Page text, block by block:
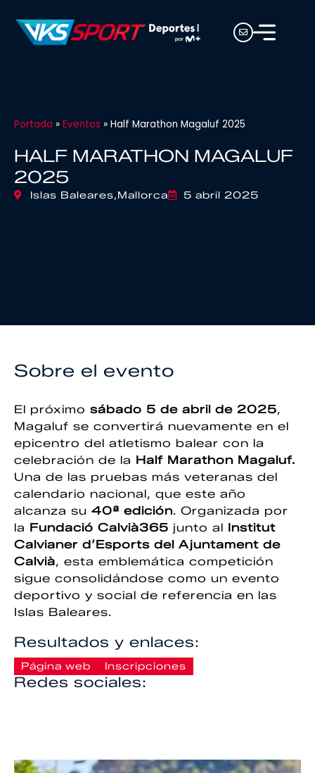
Portada » Eventos » Half Marathon Magaluf 2025
HALF MARATHON MAGALUF
2025
Islas Baleares,Mallorca 5 abril 2025
Sobre el evento
El próximo sábado 5 de abril de 2025,
Magaluf se convertirá nuevamente en el
epicentro del atletismo balear con la
celebración de la Half Marathon Magaluf.
Una de las pruebas más veteranas del
calendario nacional, que este año
alcanza su 40ª edición. Organizada por
la Fundació Calvià365 junto al Institut
Calvianer d’Esports del Ajuntament de
Calvià, esta emblemática competición
sigue consolidándose como un evento
deportivo y social de referencia en las
Islas Baleares.
Resultados y enlaces:
Página web Inscripciones
Redes sociales: